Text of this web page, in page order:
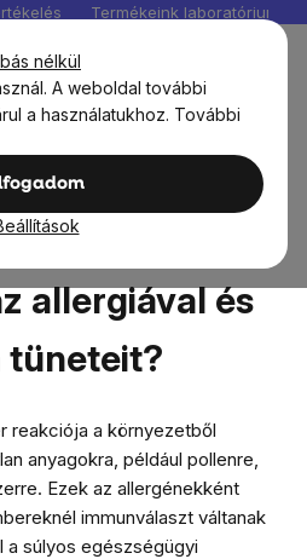
nélkül
A weboldal további
a használatukhoz. További
Termékeink
lehet megbirkózni az allergiával és
lehet
allergiával és
tüneteit?
reakciója a környezetből
anyagokra, például pollenre,
Ezek az allergénekként
immunválaszt váltanak
a súlyos egészségügyi